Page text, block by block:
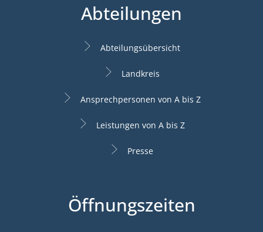
Abteilungen
Abteilungsübersicht
Landkreis
Ansprechpersonen von A bis Z
Leistungen von A bis Z
Presse
Öffnungszeiten